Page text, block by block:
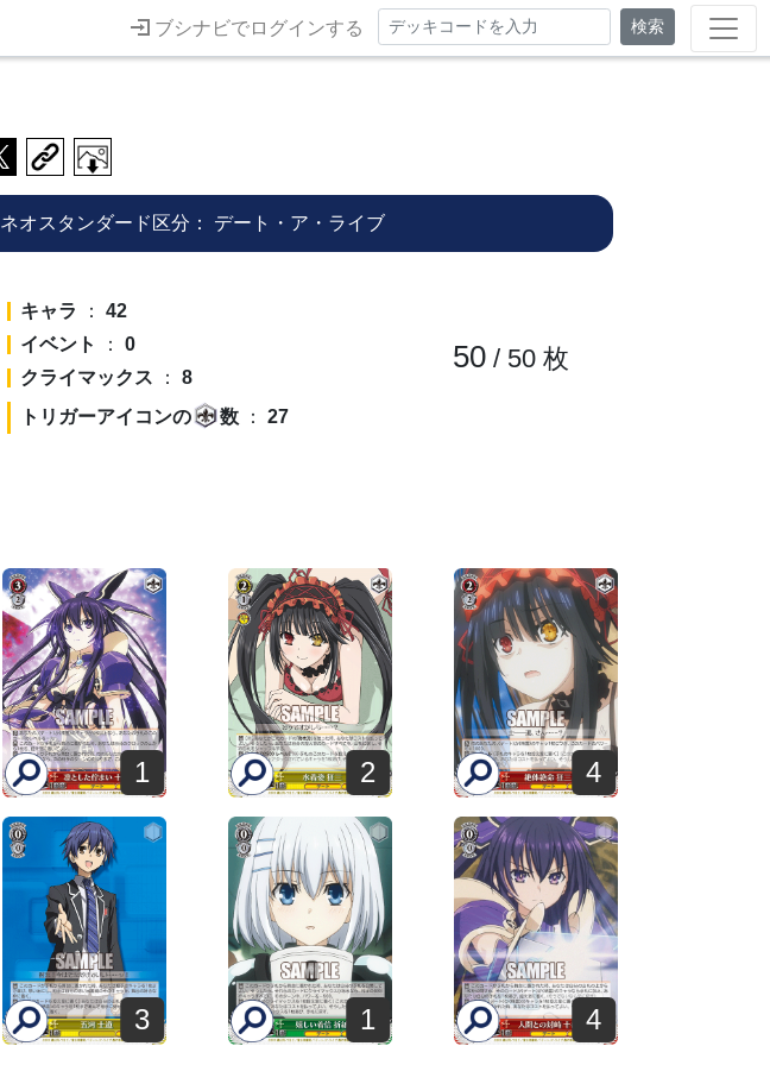
ブシナビでログインする 検索
ネオスタンダード区分： デート・ア・ライブ
キャラ ： 42
イベント
： 0
クライマックス ： 8
トリガーアイコンの
数： 27
50/ 50枚
1 2 4
3 1 4